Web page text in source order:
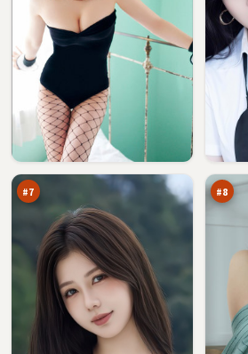
#7
深
渊
眼
万
#8
雾
岛
字
口
91
万